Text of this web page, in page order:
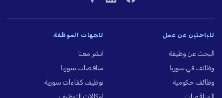
للباحثين عن عمل
البحث عن وظيفة
وظائف في سوريا
وظائف حكومية
للجهات الموظِّفة
انشر معنا
مناقصات سوريا
توظيف كفاءات سورية